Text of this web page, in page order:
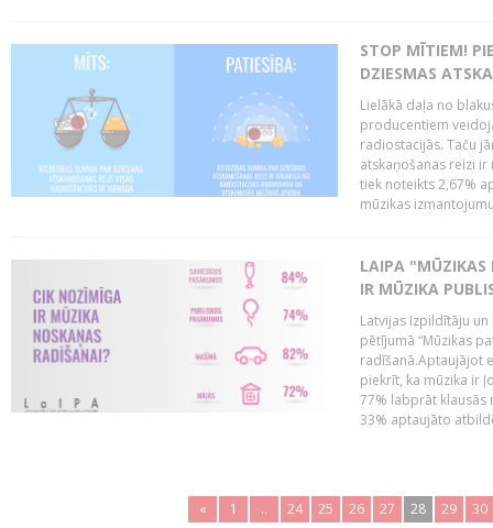
STOP MĪTIEM!
DZIESMAS
Lielākā daļa no
producentiem
radiostacijās. Taču
atskaņošanas reizi
tiek noteikts 2,67%
mūzikas
LAIPA "MŪZIKAS
IR MŪZIKA
Latvijas Izpildītāju
pētījumā “Mūzikas
radīšanā.Aptaujājot
piekrīt, ka mūzika ir
77% labprāt klausās
33% aptaujāto
« 1 .. 24 25 26 27 28 29 30